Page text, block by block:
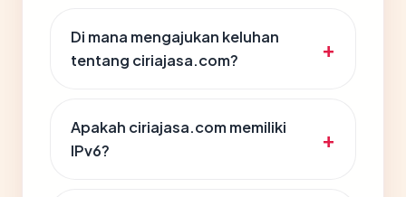
Di mana mengajukan keluhan
tentang ciriajasa.com?
Apakah ciriajasa.com memiliki
IPv6?